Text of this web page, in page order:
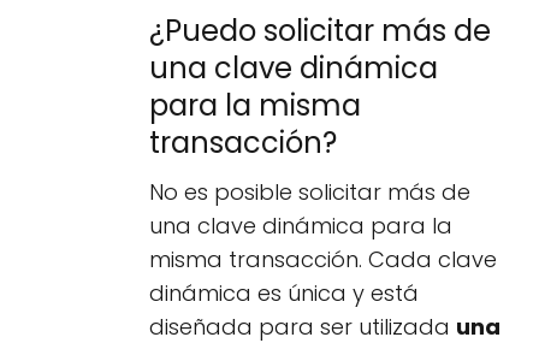
¿Puedo solicitar más de
una clave dinámica
para la misma
transacción?
No es posible solicitar más de
una clave dinámica para la
misma transacción. Cada clave
dinámica es única y está
diseñada para ser utilizada una